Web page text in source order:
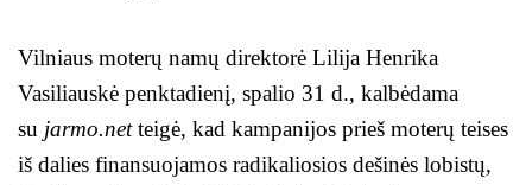
Vilniaus moterų namų direktorė Lilija Henrika
Vasiliauskė penktadienį, spalio 31 d., kalbėdama
su jarmo.netteigė, kad kampanijos prieš moterų teises
iš dalies finansuojamos radikaliosios dešinės lobistų,